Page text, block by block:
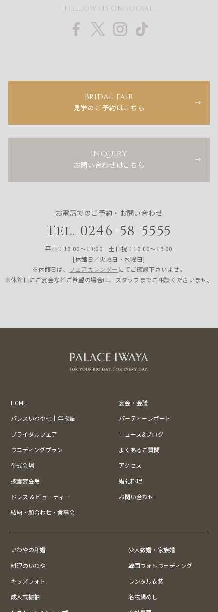
FOLLOW US ON SOCIAL
Bridal fair
見学のご予約はこちら
INQUIRY
お問い合わせはこちら
お電話でのご予約・お問い合わせ
Tel. 0246-58-5555
平日：10:00〜19:00 土日祝：10:00〜19:00
[休館日／火曜日・水曜日]
※休館日は、 フェアカレンダーにてご確認下さいませ。
※休館日にご宴会などご希望の場合は、スタッフまでご相談くださいませ。
HOME
宴会・会議
パレスいわや七十年物語
パーティーレポート
ブライダルフェア
ニュース&ブログ
ウエディングプラン
よくあるご質問
挙式会場
アクセス
披露宴会場
婚礼料理
ドレス & ビューティー
お問い合わせ
結納・顔合わせ・食事会
いわやの和婚
少人数婚・家族婚
料理のいわや
韓国フォトウェディング
キッズフォト
レンタル衣装
成人式振袖
名物鯛めし